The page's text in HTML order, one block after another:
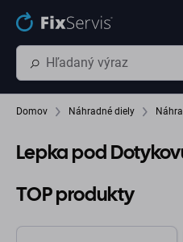
Preskočiť na hlavný obsah
Domov Náhradné diely
Lepka pod
TOP produkty